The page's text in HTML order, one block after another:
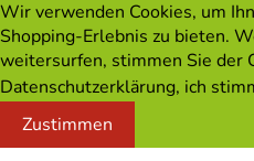
Wir verwenden Cookies, um
Shopping-Erlebnis zu bieten.
weitersurfen, stimmen Sie der
Datenschutzerklärung, ich
Zustimmen